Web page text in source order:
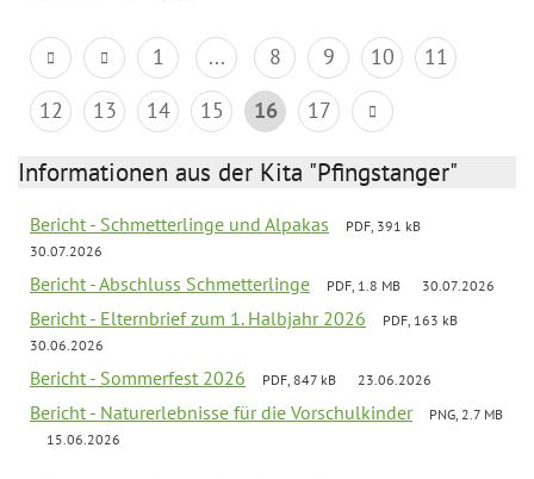
1 ... 8 9 10
11
12
13 14 15 16 17
Informationen aus der Kita "Pfingstanger"
Bericht - Schmetterlinge und Alpakas
PDF, 391 kB
30.07.2026
Bericht - Abschluss Schmetterlinge PDF, 1.8 MB 30.07.2026
Bericht - Elternbrief zum 1. Halbjahr 2026
PDF, 163 kB
30.06.2026
Bericht - Sommerfest 2026 PDF, 847 kB 23.06.2026
Bericht - Naturerlebnisse für die Vorschulkinder
PNG, 2.7 MB
15.06.2026